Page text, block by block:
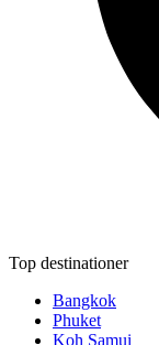
Top destinationer
Bangkok
Phuket
Koh Samui